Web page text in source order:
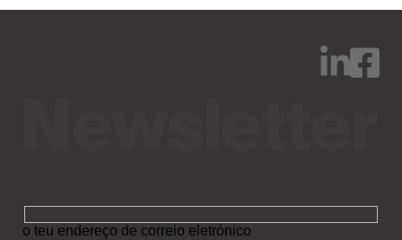
o teu endereço de correio eletrónico